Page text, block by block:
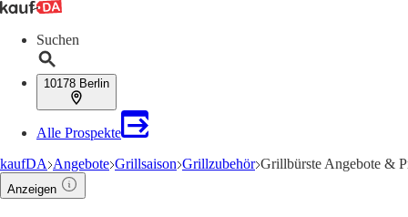
Suchen
10178 Berlin
Alle Prospekte
kaufDA Angebote Grillsaison Grillzubehör Grillbürste Angebote &
Anzeigen